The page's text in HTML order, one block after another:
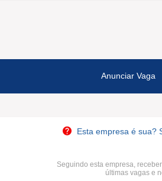
Anunciar Vaga
Esta empresa é sua?
Seguindo esta empresa,
últimas vagas e